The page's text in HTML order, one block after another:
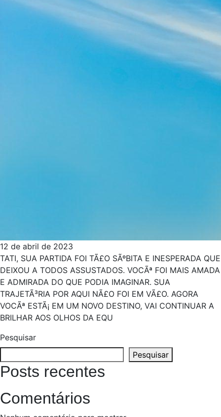
12 de abril de 2023
TATI, SUA PARTIDA FOI TÃ£O SÃºBITA E INESPERADA QUE
DEIXOU A TODOS ASSUSTADOS. VOCÃª FOI MAIS AMADA
E ADMIRADA DO QUE PODIA IMAGINAR. SUA
TRAJETÃ³RIA POR AQUI NÃ£O FOI EM VÃ£O. AGORA
VOCÃª ESTÃ¡ EM UM NOVO DESTINO, VAI CONTINUAR A
BRILHAR AOS OLHOS DA EQU
Pesquisar
Pesquisar
Posts recentes
Comentários